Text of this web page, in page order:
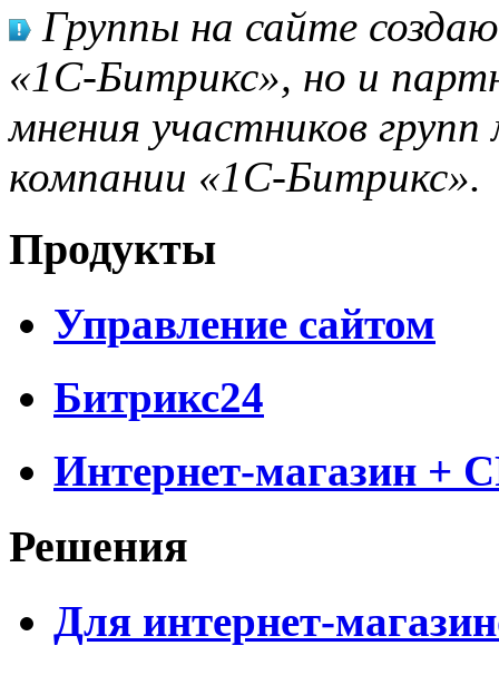
Группы на сайте
«1С-Битрикс», но и
мнения участников
компании «1С-Битрикс».
Продукты
Управление сайтом
Битрикс24
Интернет-магазин +
Решения
Для интернет-